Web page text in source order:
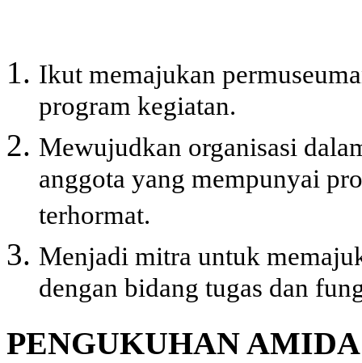
Ikut memajukan
program kegiatan.
Mewujudkan organisasi
anggota yang mempunyai
terhormat.
Menjadi mitra untuk
dengan bidang tugas dan
PENGUKUHAN